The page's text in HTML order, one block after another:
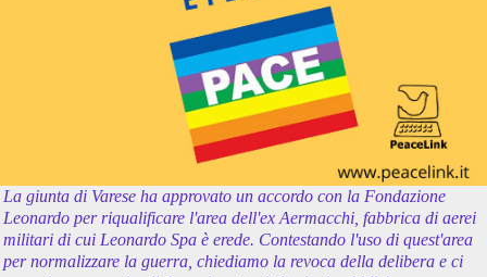
La giunta di Varese ha approvato un accordo con la Fondazione
Leonardo per riqualificare l'area dell'ex Aermacchi, fabbrica di aerei
militari di cui Leonardo Spa è erede. Contestando l'uso di quest'area
per normalizzare la guerra, chiediamo la revoca della delibera e ci